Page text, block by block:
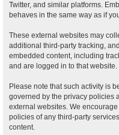
Twitter, and similar platforms.
behaves in the same way as if
These external websites may
additional third-party tracking,
embedded content, including
and are logged in to that website.
Please note that such activity is
governed by the privacy policies
external websites. We
policies of any third-party
content.